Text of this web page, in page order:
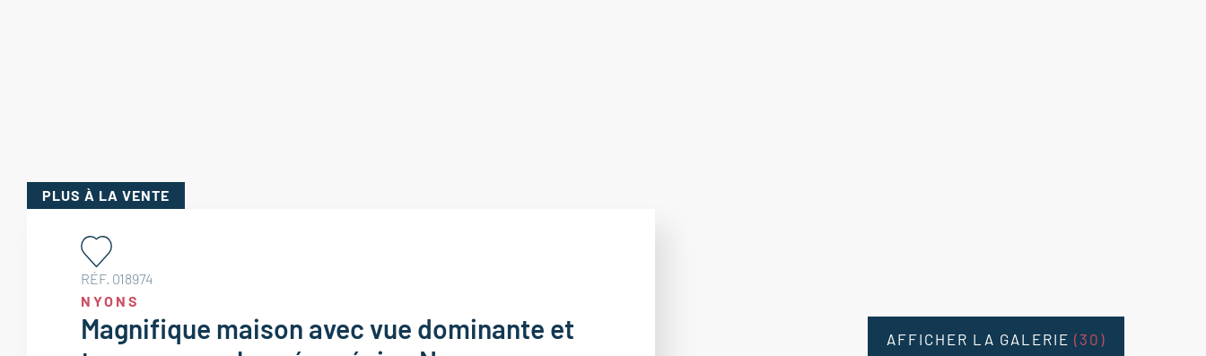
PLUS À LA VENTE
RÉF. 018974
NYONS
Magnifique maison avec vue dominante et
AFFICHER LA GALERIE (30)